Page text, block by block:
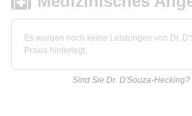
Es wurden noch keine Leistungen von Dr.
Praxis hinterlegt.
Sind Sie Dr. D'Souza-Hecking?